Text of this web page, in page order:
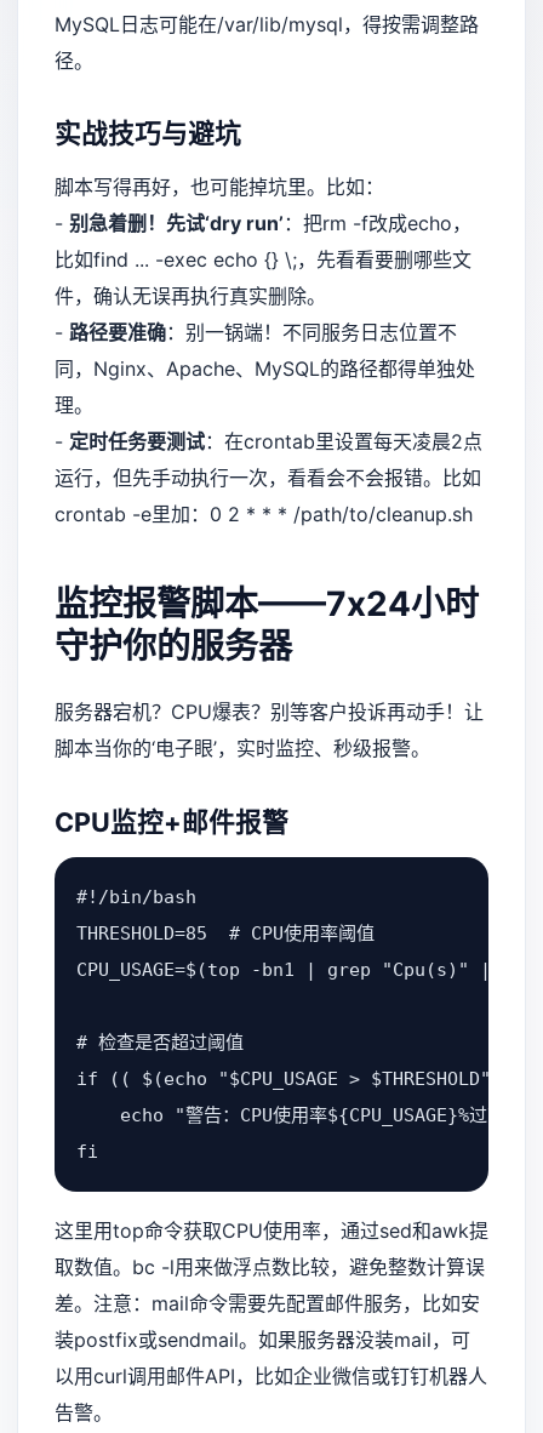
MySQL日志可能在/var/lib/mysql，得按需调整路
径。
实战技巧与避坑
脚本写得再好，也可能掉坑里。比如：
- 别急着删！先试‘dry run’ ：把rm -f改成echo，
比如find ... -exec echo {} \;，先看看要删哪些文
件，确认无误再执行真实删除。
- 路径要准确：别一锅端！不同服务日志位置不
同，Nginx、Apache、MySQL的路径都得单独处
理。
- 定时任务要测试：在crontab里设置每天凌晨2点
运行，但先手动执行一次，看看会不会报错。比如
crontab -e里加：0 2 * * * /path/to/cleanup.sh
监控报警脚本——7x24小时
守护你的服务器
服务器宕机？CPU爆表？别等客户投诉再动手！让
脚本当你的‘电子眼’，实时监控、秒级报警。
CPU监控+邮件报警
#!/bin/bash
THRESHOLD=85  # CPU使用率阈值
CPU_USAGE=$(top -bn1 | grep
# 检查是否超过阈值
if (( $(echo "$CPU_USAGE >
echo "警告：CPU使用率${CPU_USAGE}%过高！
fi
这里用top命令获取CPU使用率，通过sed和awk提
取数值。bc -l用来做浮点数比较，避免整数计算误
差。注意：mail命令需要先配置邮件服务，比如安
装postfix或sendmail。如果服务器没装mail，可
以用curl调用邮件API，比如企业微信或钉钉机器人
告警。